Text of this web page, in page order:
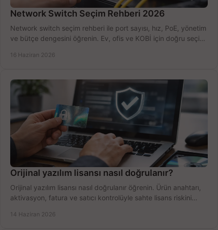
Network Switch Seçim Rehberi 2026
Network switch seçim rehberi ile port sayısı, hız, PoE, yönetim
ve bütçe dengesini öğrenin. Ev, ofis ve KOBİ için doğru seçimi
16 Haziran 2026
Orijinal yazılım lisansı nasıl doğrulanır?
Orijinal yazılım lisansı nasıl doğrulanır öğrenin. Ürün anahtarı,
aktivasyon, fatura ve satıcı kontrolüyle sahte lisans riskini
14 Haziran 2026